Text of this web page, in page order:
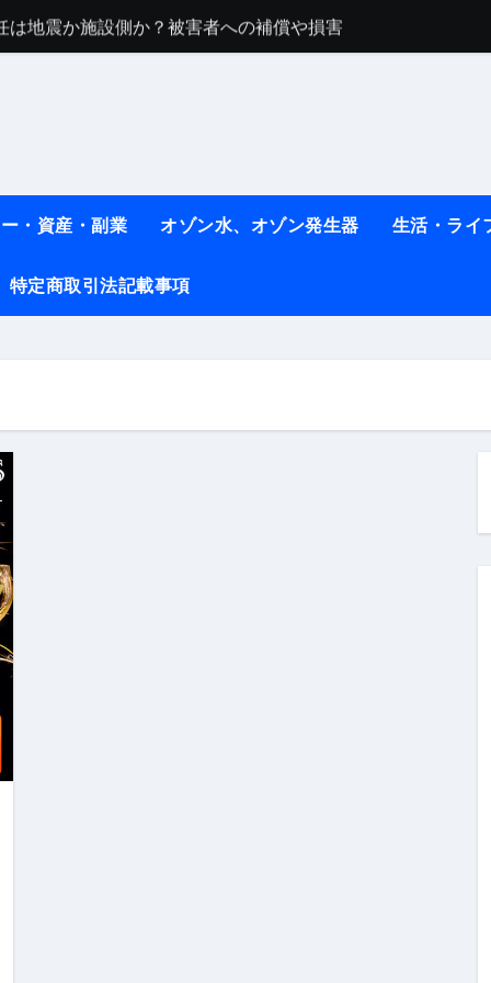
地震か施設側か？被害者への補償や損害賠償をわかりやす
コレ！ #医療ダイエット
#shots
本当に効果ある？ #エクササイズ
考え方と実践方法を解説します【健康】
なしで2ヶ月で10kg減量した、私の痩せる9つの習慣 | レシ
・記憶・名言・人生哲学から読み解く生き方
定は危険？情報収集との関係と見分け方を解説
｜最新観測データと前兆現象を徹底解説【2026】
の関連性は？
」取り扱い開始＆リリース記念キャンペーン【ムームードメ
ン」がもらえる超お得アプリ
るのか？勘定科目・仕訳・申告書記載方法
れが日本が残念な国になった理由です。国民は●●をしな
を妄想シナリオ検証してみた！ズボラ株投資
】一覧※YouTubeブログSNS共通
実に取り組むべき！ #shorts
っかからないための方法 #投資詐欺 #詐欺 #弁護士 #法律
・資産・副業 オゾン水、オゾン発生器 生活・ライ
特定商取引法記載事項